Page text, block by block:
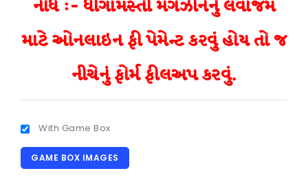
નોંધ :- ધીંગામસ્તી મેગેઝીનનું લવાજમ
માટે ઓનલાઇન ફી પેમેન્ટ કરવું હોય તો જ
નીચેનું ફોર્મ ફીલઅપ કરવું.
With Game Box
GAME BOX IMAGES